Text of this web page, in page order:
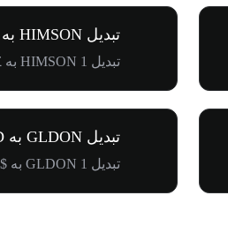
تبدیل HIMSON به GBP
تبدیل 1 HIMSON به £23.13
تبدیل GLDON به USD
تبدیل 1 GLDON به $395.83